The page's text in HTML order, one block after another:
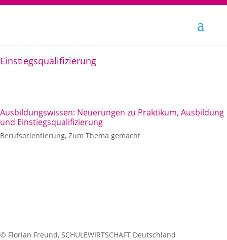
Einstiegsqualifizierung
Ausbildungswissen: Neuerungen zu Praktikum, Ausbildung
und Einstiegsqualifizierung
Berufsorientierung, Zum Thema gemacht
© Florian Freund, SCHULEWIRTSCHAFT Deutschland